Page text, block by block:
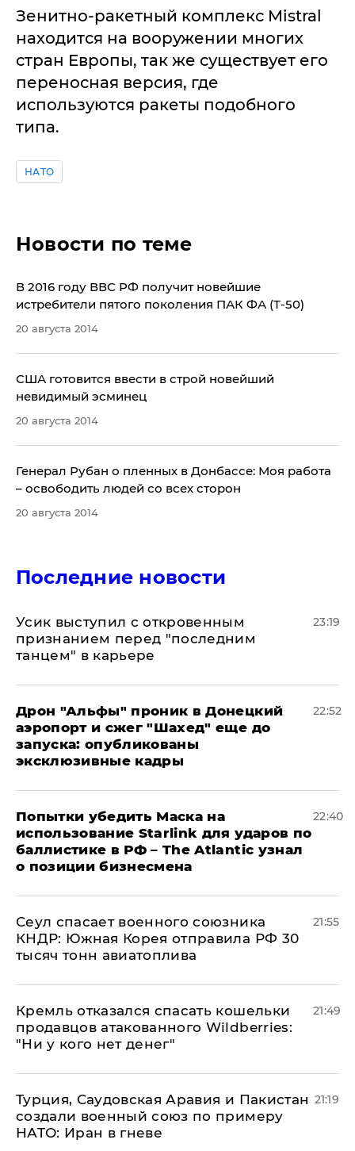
Зенитно-ракетный комплекс Mistral
находится на вооружении многих
стран Европы, так же существует его
переносная версия, где
используются ракеты подобного
типа.
НАТО
Новости по теме
​В 2016 году ВВС РФ получит новейшие
истребители пятого поколения ПАК ФА (Т-50)
20 августа 2014
​США готовится ввести в строй новейший
невидимый эсминец
20 августа 2014
Генерал Рубан о пленных в Донбассе: Моя работа
– освободить людей со всех сторон
20 августа 2014
Последние новости
Усик выступил с откровенным
признанием перед "последним
танцем" в карьере
23:19
Дрон "Альфы" проник в Донецкий
аэропорт и сжег "Шахед" еще до
запуска: опубликованы
эксклюзивные кадры
22:52
Попытки убедить Маска на
использование Starlink для ударов по
баллистике в РФ – The Atlantic узнал
о позиции бизнесмена
22:40
​Сеул спасает военного союзника
КНДР: Южная Корея отправила РФ 30
тысяч тонн авиатоплива
21:55
Кремль отказался спасать кошельки
продавцов атакованного Wildberries:
"Ни у кого нет денег"
21:49
Турция, Саудовская Аравия и Пакистан
создали военный союз по примеру
НАТО: Иран в гневе
21:19